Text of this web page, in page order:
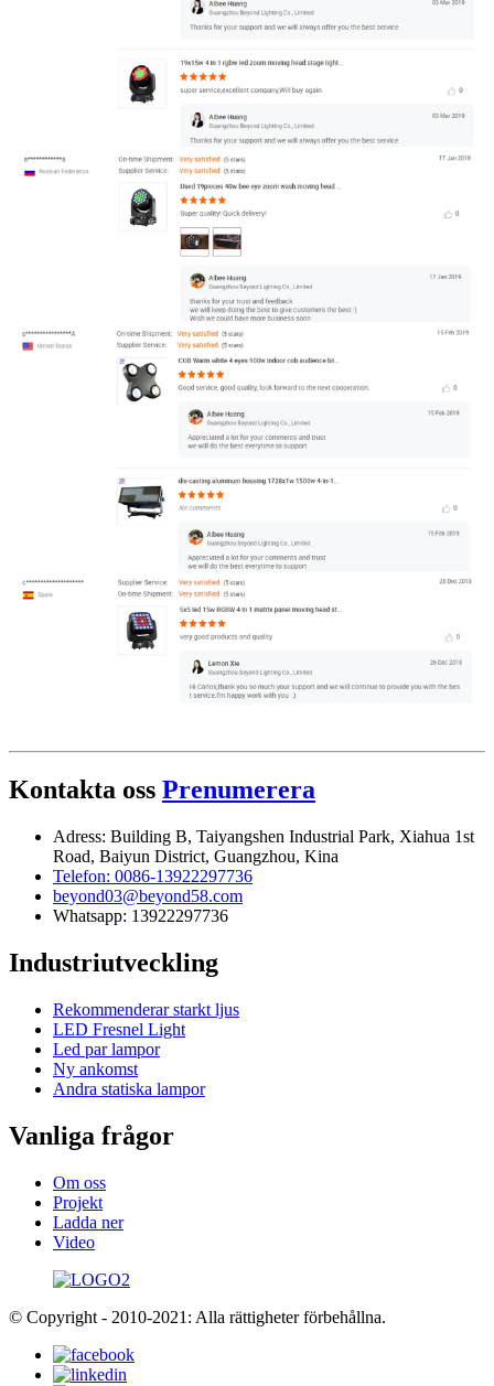
Kontakta oss Prenumerera
Adress: Building B, Taiyangshen Industrial Park, Xiahua 1st
Road, Baiyun District, Guangzhou, Kina
Telefon: 0086-13922297736
beyond03@beyond58.com
Whatsapp: 13922297736
Industriutveckling
Rekommenderar starkt ljus
LED Fresnel Light
Led par lampor
Ny ankomst
Andra statiska lampor
Vanliga frågor
Om oss
Projekt
Ladda ner
Video
© Copyright - 2010-2021: Alla rättigheter förbehållna.